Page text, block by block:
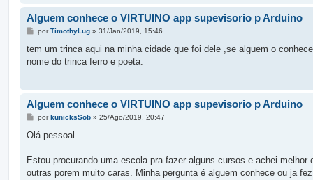
Alguem conhece o VIRTUINO app supevisorio p Arduino
M
n
a
m
porTimothyLug» 31/Jan/2019, 15:46
tem um trinca aqui na minha cidade que foi dele ,se alguem o
nome do trinca ferro e poeta.
Alguem conhece o VIRTUINO app supevisorio p Arduino
M
n
g
m
porkunicksSob» 25/Ago/2019, 20:47
Olá pessoal
Estou procurando uma escola pra fazer alguns cursos e achei
outras porem muito caras. Minha pergunta é alguem conhece ou ja